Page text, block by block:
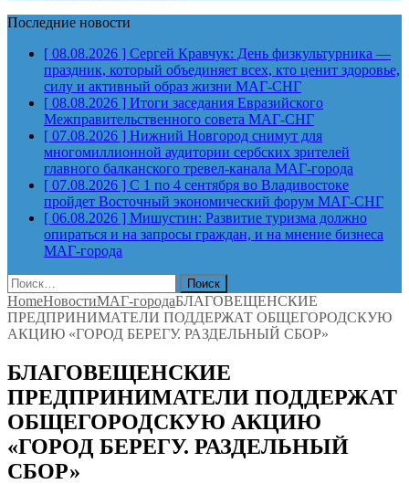
Последние новости
[ 08.08.2026 ] Сергей Кравчук: День физкультурника —
праздник, который объединяет всех, кто ценит здоровье,
силу и активный образ жизни МАГ-СНГ
[ 08.08.2026 ] Итоги заседания Евразийского
Межправительственного совета МАГ-СНГ
[ 07.08.2026 ] Нижний Новгород снимут для
многомиллионной аудитории сербских зрителей
главного балканского тревел-канала МАГ-города
[ 07.08.2026 ] С 1 по 4 сентября во Владивостоке
пройдет Восточный экономический форум МАГ-СНГ
[ 06.08.2026 ] Мишустин: Развитие туризма должно
опираться и на запросы граждан, и на мнение бизнеса
МАГ-города
Найти:
HomeНовостиМАГ-городаБЛАГОВЕЩЕНСКИЕ
ПРЕДПРИНИМАТЕЛИ ПОДДЕРЖАТ ОБЩЕГОРОДСКУЮ
АКЦИЮ «ГОРОД БЕРЕГУ. РАЗДЕЛЬНЫЙ СБОР»
БЛАГОВЕЩЕНСКИЕ
ПРЕДПРИНИМАТЕЛИ ПОДДЕРЖАТ
ОБЩЕГОРОДСКУЮ АКЦИЮ
«ГОРОД БЕРЕГУ. РАЗДЕЛЬНЫЙ
СБОР»